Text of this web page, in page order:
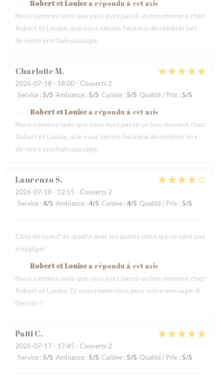
Robert et Louise a répondu à cet avis
Nous sommes ravis que vous ayez passé un bon moment chez
Robert et Louise, que nous serons heureux de rééditer lors
de votre prochain passage.
CharlotteM
2026-07-18 - 18:00 - Couverts 2
Service : 5/5 Ambiance : 5/5 Cuisine : 5/5 Qualité / Prix : 5/5
Robert et Louise a répondu à cet avis
Nous sommes ravis que vous ayez passé un bon moment chez
Robert et Louise, que nous serons heureux de rééditer lors
de votre prochain passage.
Laurenzo S
2026-07-18 - 12:15 - Couverts 2
Service : 4/5 Ambiance : 4/5 Cuisine : 4/5 Qualité / Prix : 5/5
Côte de boeuf de qualité avec les autres plats qui ne sont pas
à négliger
Robert et Louise a répondu à cet avis
Nous sommes ravis que vous ayez passé un bon moment chez
Robert et Louise, Et vous remercions pour votre message. A
bientôt ?
PattiC
2026-07-17 - 17:45 - Couverts 2
Service : 5/5 Ambiance : 5/5 Cuisine : 5/5 Qualité / Prix : 5/5